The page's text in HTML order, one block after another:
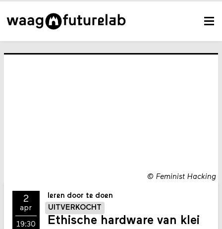
© Feminist Hacking
2
apr
19:30
leren door te doen
UITVERKOCHT
Ethische hardware van klei